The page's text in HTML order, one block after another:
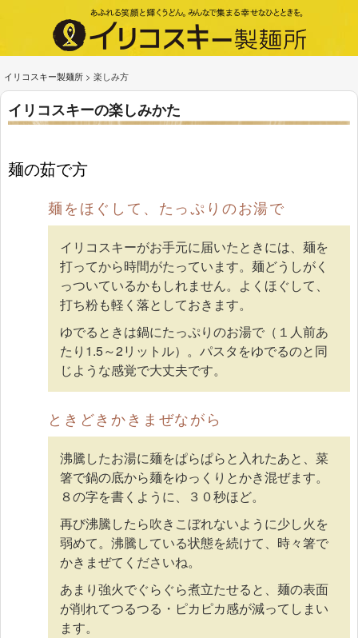
イリコスキー製麺所 > 楽しみ方
イリコスキーの楽しみかた
麺の茹で方
麺をほぐして、たっぷりのお湯で
イリコスキーがお手元に届いたときには、麺を
打ってから時間がたっています。麺どうしがく
っついているかもしれません。よくほぐして、
打ち粉も軽く落としておきます。
ゆでるときは鍋にたっぷりのお湯で（１人前あ
たり1.5～2リットル）。パスタをゆでるのと同
じような感覚で大丈夫です。
ときどきかきまぜながら
沸騰したお湯に麺をぱらぱらと入れたあと、菜
箸で鍋の底から麺をゆっくりとかき混ぜます。
８の字を書くように、３０秒ほど。
再び沸騰したら吹きこぼれないように少し火を
弱めて。沸騰している状態を続けて、時々箸で
かきまぜてくださいね。
あまり強火でぐらぐら煮立たせると、麺の表面
が削れてつるつる・ピカピカ感が減ってしまい
ます。